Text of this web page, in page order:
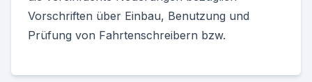
Vorschriften über Einbau, Benutzung und
Prüfung von Fahrtenschreibern bzw.